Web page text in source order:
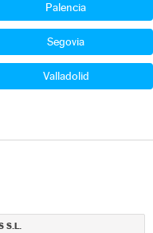
Palencia
Segovia
Valladolid
S.L.